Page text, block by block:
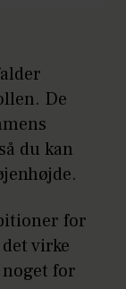
De
du kan
for
virke
for